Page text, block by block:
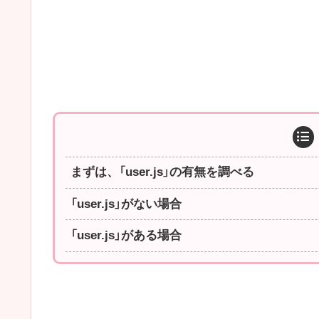
まずは、「user.js」の有無を調べる
「user.js」がない場合
「user.js」がある場合